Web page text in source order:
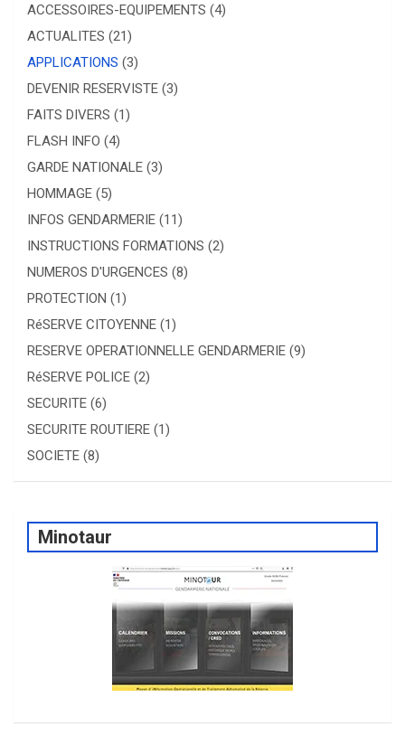
ACCESSOIRES-EQUIPEMENTS (4)
ACTUALITES (21)
APPLICATIONS (3)
DEVENIR RESERVISTE (3)
FAITS DIVERS (1)
FLASH INFO (4)
GARDE NATIONALE (3)
HOMMAGE (5)
INFOS GENDARMERIE (11)
INSTRUCTIONS FORMATIONS (2)
NUMEROS D'URGENCES (8)
PROTECTION (1)
RéSERVE CITOYENNE (1)
RESERVE OPERATIONNELLE GENDARMERIE (9)
RéSERVE POLICE (2)
SECURITE (6)
SECURITE ROUTIERE (1)
SOCIETE (8)
Minotaur